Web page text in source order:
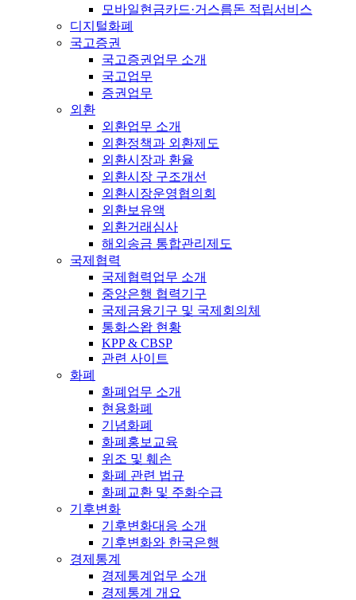
모바일현금카드·거스름돈 적립서비스
디지털화폐
국고증권
국고증권업무 소개
국고업무
증권업무
외환
외환업무 소개
외환정책과 외환제도
외환시장과 환율
외환시장 구조개선
외환시장운영협의회
외환보유액
외환거래심사
해외송금 통합관리제도
국제협력
국제협력업무 소개
중앙은행 협력기구
국제금융기구 및 국제회의체
통화스왑 현황
KPP & CBSP
관련 사이트
화폐
화폐업무 소개
현용화폐
기념화폐
화폐홍보교육
위조 및 훼손
화폐 관련 법규
화폐교환 및 주화수급
기후변화
기후변화대응 소개
기후변화와 한국은행
경제통계
경제통계업무 소개
경제통계 개요